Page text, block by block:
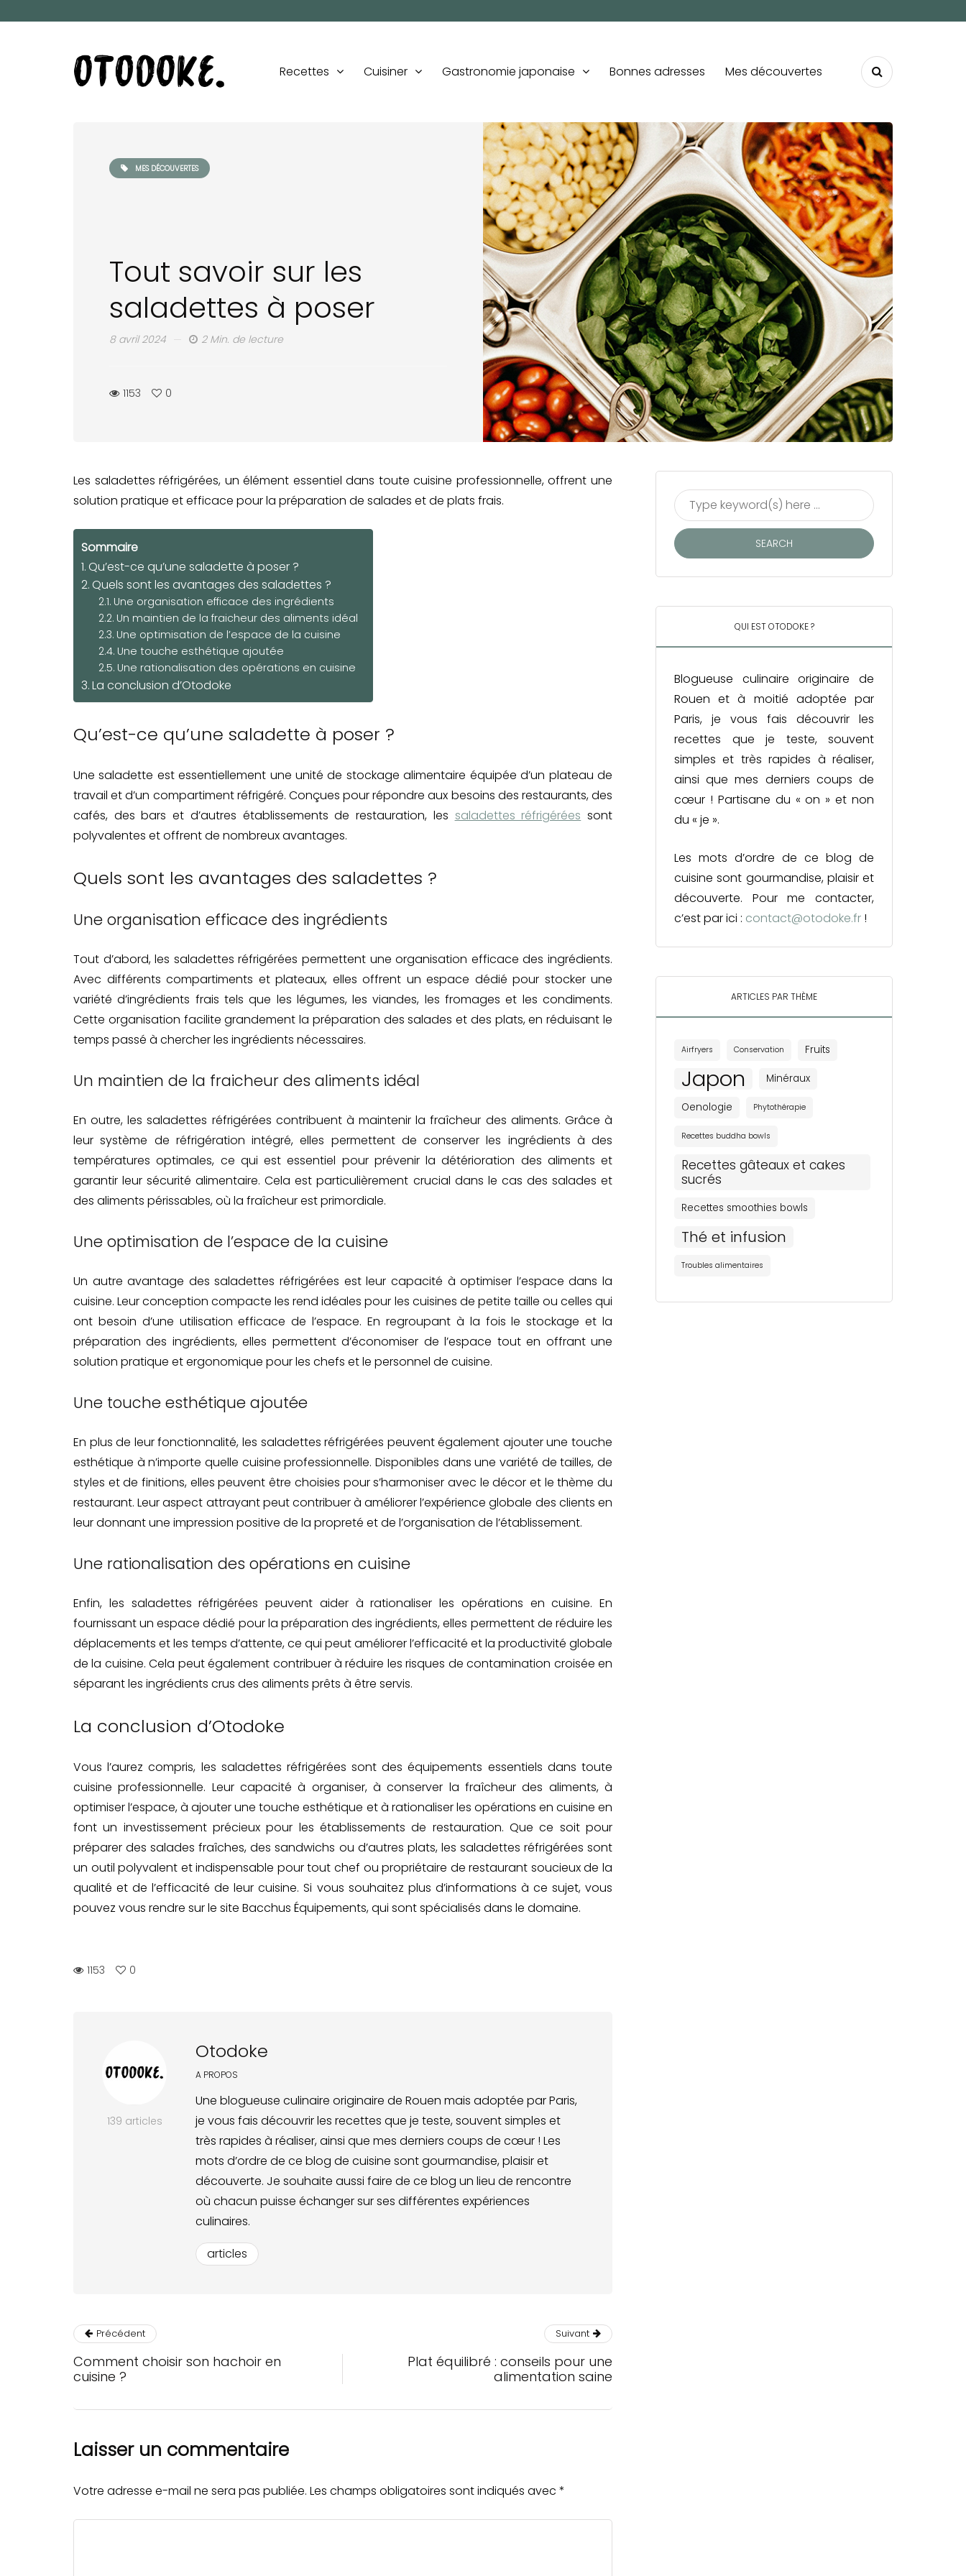
Recettes Cuisiner Gastronomie japonaise Bonnes adresses Mes découvertes
MES DÉCOUVERTES
Tout savoir sur les
saladettes à poser
8 avril 2024 2 Min. de lecture
1153 0
Les saladettes réfrigérées, un élément essentiel dans toute cuisine professionnelle, offrent une
solution pratique et efficace pour la préparation de salades et de plats frais.
Sommaire
Qu’est-ce qu’une saladette à poser ?
Quels sont les avantages des saladettes ?
Une organisation efficace des ingrédients
Un maintien de la fraicheur des aliments idéal
Une optimisation de l’espace de la cuisine
Une touche esthétique ajoutée
Une rationalisation des opérations en cuisine
La conclusion d’Otodoke
Qu’est-ce qu’une saladette à poser ?
Une saladette est essentiellement une unité de stockage alimentaire équipée d’un plateau de
travail et d’un compartiment réfrigéré. Conçues pour répondre aux besoins des restaurants, des
cafés, des bars et d’autres établissements de restauration, les saladettes réfrigérées sont
polyvalentes et offrent de nombreux avantages.
Quels sont les avantages des saladettes ?
Une organisation efficace des ingrédients
Tout d’abord, les saladettes réfrigérées permettent une organisation efficace des ingrédients.
Avec différents compartiments et plateaux, elles offrent un espace dédié pour stocker une
variété d’ingrédients frais tels que les légumes, les viandes, les fromages et les condiments.
Cette organisation facilite grandement la préparation des salades et des plats, en réduisant le
temps passé à chercher les ingrédients nécessaires.
Un maintien de la fraicheur des aliments idéal
En outre, les saladettes réfrigérées contribuent à maintenir la fraîcheur des aliments. Grâce à
leur système de réfrigération intégré, elles permettent de conserver les ingrédients à des
températures optimales, ce qui est essentiel pour prévenir la détérioration des aliments et
garantir leur sécurité alimentaire. Cela est particulièrement crucial dans le cas des salades et
des aliments périssables, où la fraîcheur est primordiale.
Une optimisation de l’espace de la cuisine
Un autre avantage des saladettes réfrigérées est leur capacité à optimiser l’espace dans la
cuisine. Leur conception compacte les rend idéales pour les cuisines de petite taille ou celles qui
ont besoin d’une utilisation efficace de l’espace. En regroupant à la fois le stockage et la
préparation des ingrédients, elles permettent d’économiser de l’espace tout en offrant une
solution pratique et ergonomique pour les chefs et le personnel de cuisine.
Une touche esthétique ajoutée
En plus de leur fonctionnalité, les saladettes réfrigérées peuvent également ajouter une touche
esthétique à n’importe quelle cuisine professionnelle. Disponibles dans une variété de tailles, de
styles et de finitions, elles peuvent être choisies pour s’harmoniser avec le décor et le thème du
restaurant. Leur aspect attrayant peut contribuer à améliorer l’expérience globale des clients en
leur donnant une impression positive de la propreté et de l’organisation de l’établissement.
Une rationalisation des opérations en cuisine
Enfin, les saladettes réfrigérées peuvent aider à rationaliser les opérations en cuisine. En
fournissant un espace dédié pour la préparation des ingrédients, elles permettent de réduire les
déplacements et les temps d’attente, ce qui peut améliorer l’efficacité et la productivité globale
de la cuisine. Cela peut également contribuer à réduire les risques de contamination croisée en
séparant les ingrédients crus des aliments prêts à être servis.
La conclusion d’Otodoke
Vous l’aurez compris, les saladettes réfrigérées sont des équipements essentiels dans toute
cuisine professionnelle. Leur capacité à organiser, à conserver la fraîcheur des aliments, à
optimiser l’espace, à ajouter une touche esthétique et à rationaliser les opérations en cuisine en
font un investissement précieux pour les établissements de restauration. Que ce soit pour
préparer des salades fraîches, des sandwichs ou d’autres plats, les saladettes réfrigérées sont
un outil polyvalent et indispensable pour tout chef ou propriétaire de restaurant soucieux de la
qualité et de l’efficacité de leur cuisine. Si vous souhaitez plus d’informations à ce sujet, vous
pouvez vous rendre sur le site Bacchus Équipements, qui sont spécialisés dans le domaine.
1153 0
QUI EST OTODOKE ?
Blogueuse culinaire originaire de
Rouen et à moitié adoptée par
Paris, je vous fais découvrir les
recettes que je teste, souvent
simples et très rapides à réaliser,
ainsi que mes derniers coups de
cœur ! Partisane du « on » et non
du « je ».
Les mots d’ordre de ce blog de
cuisine sont gourmandise, plaisir et
découverte. Pour me contacter,
c’est par ici : contact@otodoke.fr !
ARTICLES PAR THÈME
Airfryers Conservation Fruits
Japon Minéraux
Oenologie Phytothérapie
Recettes buddha bowls
Recettes gâteaux et cakes
sucrés
Recettes smoothies bowls
Thé et infusion
Troubles alimentaires
139 articles
Otodoke
A PROPOS
Une blogueuse culinaire originaire de Rouen mais adoptée par Paris,
je vous fais découvrir les recettes que je teste, souvent simples et
très rapides à réaliser, ainsi que mes derniers coups de cœur ! Les
mots d’ordre de ce blog de cuisine sont gourmandise, plaisir et
découverte. Je souhaite aussi faire de ce blog un lieu de rencontre
où chacun puisse échanger sur ses différentes expériences
culinaires.
articles
Précédent
Comment choisir son hachoir en
cuisine ?
Suivant
Plat équilibré : conseils pour une
alimentation saine
Laisser un commentaire
Votre adresse e-mail ne sera pas publiée. Les champs obligatoires sont indiqués avec *